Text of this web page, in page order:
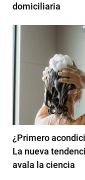
domiciliaria
¿Primero
La nueva
avala la ciencia